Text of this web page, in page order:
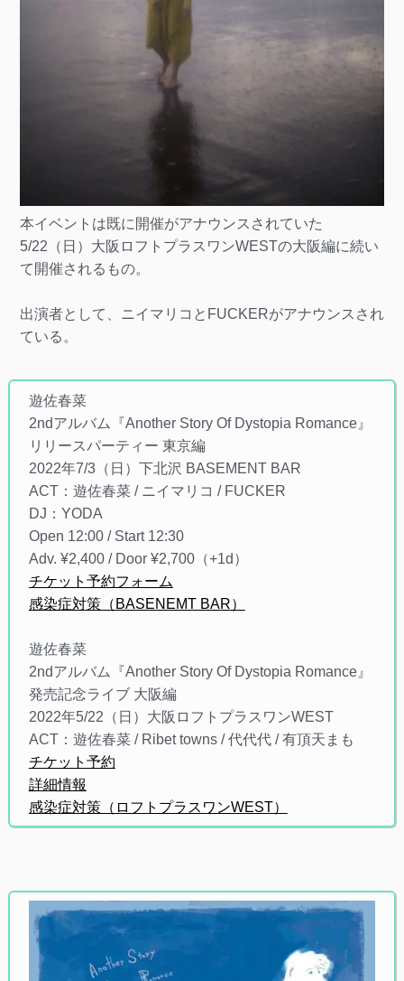
本イベントは既に開催がアナウンスされていた
5/22（日）大阪ロフトプラスワンWESTの大阪編に続い
て開催されるもの。
出演者として、ニイマリコとFUCKERがアナウンスされ
ている。
遊佐春菜
2ndアルバム『Another Story Of Dystopia Romance』
リリースパーティー 東京編
2022年7/3（日）下北沢 BASEMENT BAR
ACT：遊佐春菜 / ニイマリコ / FUCKER
DJ：YODA
Open 12:00 / Start 12:30
Adv. ¥2,400 / Door ¥2,700（+1d）
チケット予約フォーム
感染症対策（BASENEMT BAR）
遊佐春菜
2ndアルバム『Another Story Of Dystopia Romance』
発売記念ライブ 大阪編
2022年5/22（日）大阪ロフトプラスワンWEST
ACT：遊佐春菜 / Ribet towns / 代代代 / 有頂天まも
チケット予約
詳細情報
感染症対策（ロフトプラスワンWEST）